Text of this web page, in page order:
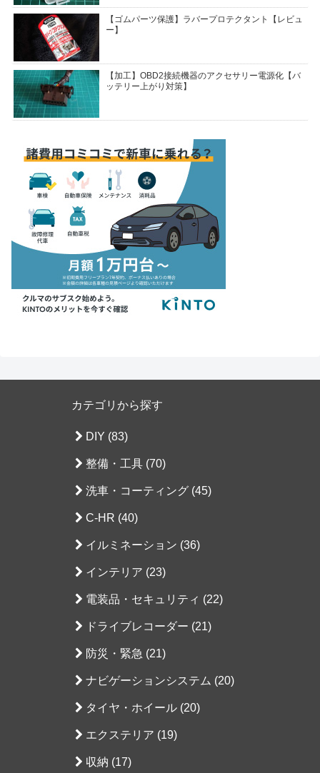
【ゴムパーツ保護】ラバープロテクタント【レビュ
ー】
【加工】OBD2接続機器のアクセサリー電源化【バ
ッテリー上がり対策】
カテゴリから探す
DIY (83)
整備・工具 (70)
洗車・コーティング (45)
C-HR (40)
イルミネーション (36)
インテリア (23)
電装品・セキュリティ (22)
ドライブレコーダー (21)
防災・緊急 (21)
ナビゲーションシステム (20)
タイヤ・ホイール (20)
エクステリア (19)
収納 (17)